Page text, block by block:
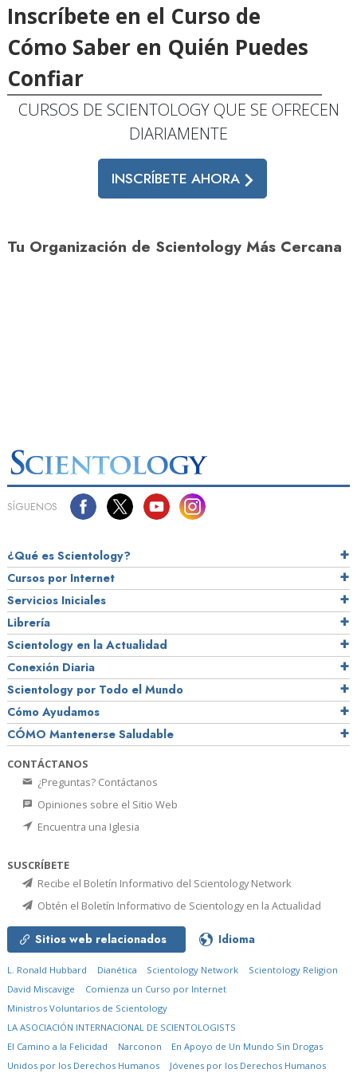
Inscríbete en el Curso de
Cómo Saber en Quién Puedes
Confiar
CURSOS DE SCIENTOLOGY QUE SE OFRECEN
DIARIAMENTE
INSCRÍBETE AHORA
Tu Organización de Scientology Más Cercana
SÍGUENOS
¿Qué es Scientology?
Cursos por Internet
Servicios Iniciales
Librería
Scientology en la Actualidad
Conexión Diaria
Scientology por Todo el Mundo
Cómo Ayudamos
CÓMO Mantenerse Saludable
CONTÁCTANOS
¿Preguntas? Contáctanos
Opiniones sobre el Sitio Web
Encuentra una Iglesia
SUSCRÍBETE
Recibe el Boletín Informativo del Scientology Network
Obtén el Boletín Informativo de Scientology en la Actualidad
Sitios web relacionados Idioma
L. Ronald Hubbard Dianética Scientology Network
Scientology Religion
David Miscavige
Comienza un Curso por Internet
Ministros Voluntarios de Scientology
LA ASOCIACIÓN INTERNACIONAL DE SCIENTOLOGISTS
El Camino a la Felicidad
Narconon
En Apoyo de Un Mundo Sin Drogas
Unidos por los Derechos Humanos
Jóvenes por los Derechos Humanos